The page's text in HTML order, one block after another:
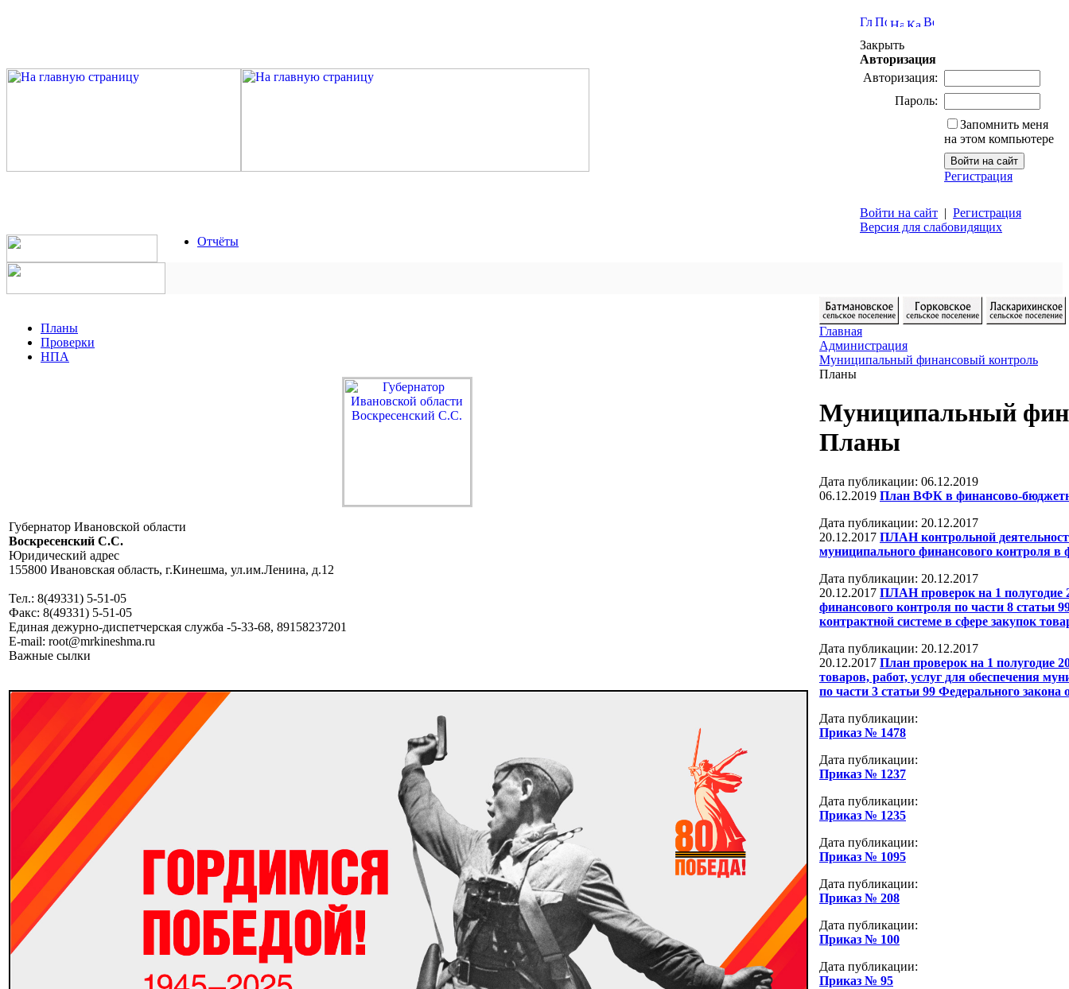
Закрыть
Авторизация
Авторизация:
Пароль:
Запомнить меня
на этом компьютере
Регистрация
Войти на сайт | Регистрация
Версия для слабовидящих
Отчёты
Планы
Проверки
НПА
Губернатор Ивановской области
Воскресенский C.C.
Юридический адрес
155800 Ивановская область, г.Кинешма, ул.им.Ленина, д.12
Тел.: 8(49331) 5-51-05
Факс: 8(49331) 5-51-05
Единая дежурно-диспетчерская служба -5-33-68, 89158237201
E-mail: root@mrkineshma.ru
Важные сылки
Главная
Администрация
Муниципальный финансовый контроль
Планы
Муниципальный
Планы
Дата публикации: 06.12.2019
06.12.2019 План ВФК в финансово-
Дата публикации: 20.12.2017
20.12.2017 ПЛАН контрольной
муниципального финансового контроля в
Дата публикации: 20.12.2017
20.12.2017 ПЛАН проверок на 1 полугодие
финансового контроля по части 8 статьи
контрактной системе в сфере закупок
Дата публикации: 20.12.2017
20.12.2017 План проверок на 1 полугодие
товаров, работ, услуг для обеспечения
по части 3 статьи 99 Федерального
Дата публикации:
Приказ № 1478
Дата публикации:
Приказ № 1237
Дата публикации:
Приказ № 1235
Дата публикации:
Приказ № 1095
Дата публикации:
Приказ № 208
Дата публикации:
Приказ № 100
Дата публикации:
Приказ № 95